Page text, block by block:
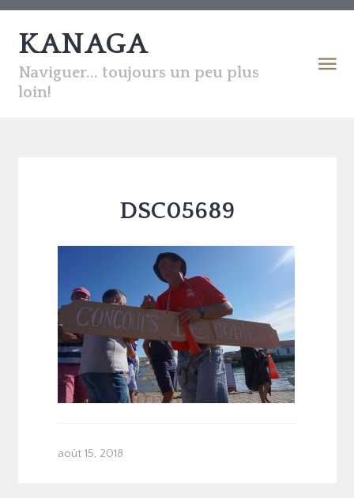
KANAGA
Naviguer... toujours un peu plus
loin!
DSC05689
août 15, 2018